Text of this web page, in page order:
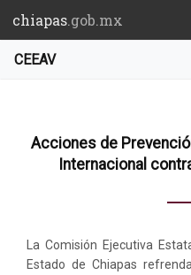
chiapas.gob.mx
CEEAV
Acciones de
Internacional
La Comisión Ejecutiva
Estado de Chiapas